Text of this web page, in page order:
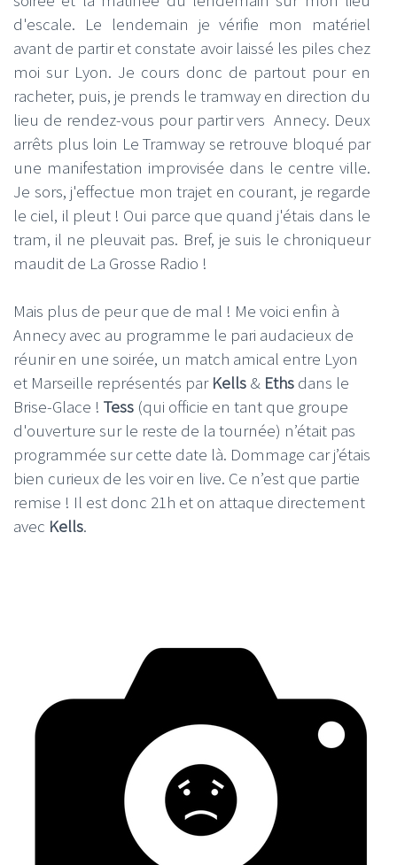
d'escale. Le lendemain je vérifie mon matériel
avant de partir et constate avoir laissé les piles chez
moi sur Lyon. Je cours donc de partout pour en
racheter, puis, je prends le tramway en direction du
lieu de rendez-vous pour partir vers Annecy. Deux
arrêts plus loin Le Tramway se retrouve bloqué par
une manifestation improvisée dans le centre ville.
Je sors, j'effectue mon trajet en courant, je regarde
le ciel, il pleut ! Oui parce que quand j'étais dans le
tram, il ne pleuvait pas. Bref, je suis le chroniqueur
maudit de La Grosse Radio !
Mais plus de peur que de mal ! Me voici enfin à
Annecy avec au programme le pari audacieux de
réunir en une soirée, un match amical entre Lyon
et Marseille représentés par Kells & Eths dans le
Brise-Glace ! Tess (qui officie en tant que groupe
d'ouverture sur le reste de la tournée) n’était pas
programmée sur cette date là. Dommage car j’étais
bien curieux de les voir en live. Ce n’est que partie
remise ! Il est donc 21h et on attaque directement
avec Kells.